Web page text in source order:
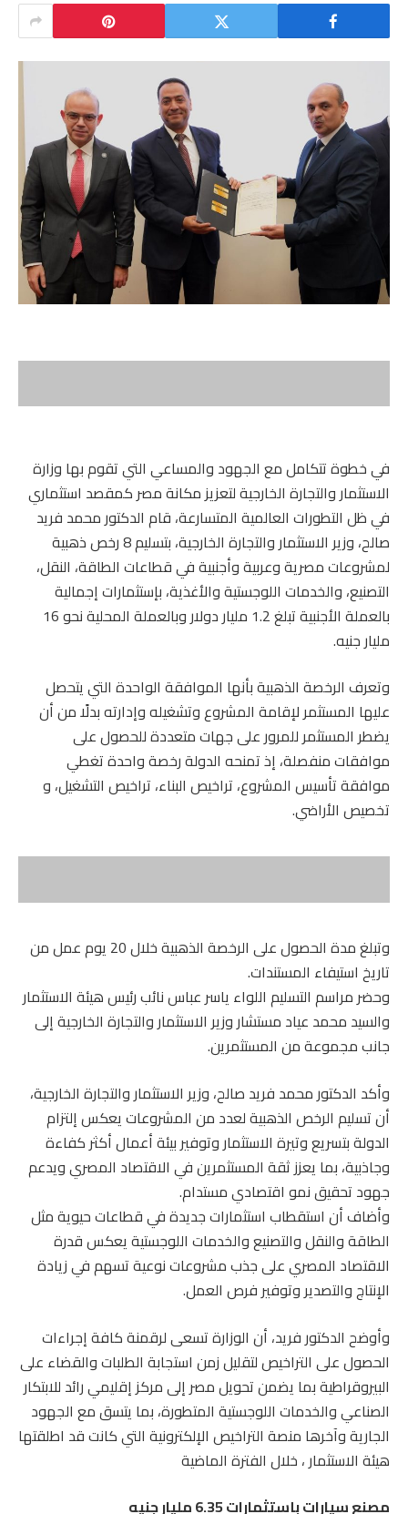
في خطوة تتكامل مع الجهود والمساعي التي تقوم بها وزارة
الاستثمار والتجارة الخارجية لتعزيز مكانة مصر كمقصد استثماري
في ظل التطورات العالمية المتسارعة، قام الدكتور محمد فريد
صالح، وزير الاستثمار والتجارة الخارجية، بتسليم 8 رخص ذهبية
لمشروعات مصرية وعربية وأجنبية في قطاعات الطاقة، النقل،
التصنيع، والخدمات اللوجستية والأغذية، بإستثمارات إجمالية
بالعملة الأجنبية تبلغ 1.2 مليار دولار وبالعملة المحلية نحو 16
مليار جنيه.
وتعرف الرخصة الذهبية بأنها الموافقة الواحدة التي يتحصل
عليها المستثمر لإقامة المشروع وتشغيله وإدارته بدلًا من أن
يضطر المستثمر للمرور على جهات متعددة للحصول على
موافقات منفصلة، إذ تمنحه الدولة رخصة واحدة تغطي ​
موافقة تأسيس المشروع، ​تراخيص البناء، ​تراخيص التشغيل، و​
تخصيص الأراضي.
وتبلغ مدة الحصول على الرخصة الذهبية خلال 20 يوم عمل من
تاريخ استيفاء المستندات.
وحضر مراسم التسليم اللواء ياسر عباس نائب رئيس هيئة الاستثمار
والسيد محمد عياد مستشار وزير الاستثمار والتجارة الخارجية إلى
جانب مجموعة من المستثمرين.
وأكد الدكتور محمد فريد صالح، وزير الاستثمار والتجارة الخارجية،
أن تسليم الرخص الذهبية لعدد من المشروعات يعكس إلتزام
الدولة بتسريع وتيرة الاستثمار وتوفير بيئة أعمال أكثر كفاءة
وجاذبية، بما يعزز ثقة المستثمرين في الاقتصاد المصري ويدعم
جهود تحقيق نمو اقتصادي مستدام.
وأضاف أن استقطاب استثمارات جديدة في قطاعات حيوية مثل
الطاقة والنقل والتصنيع والخدمات اللوجستية يعكس قدرة
الاقتصاد المصري على جذب مشروعات نوعية تسهم في زيادة
الإنتاج والتصدير وتوفير فرص العمل.
وأوضح الدكتور فريد، أن الوزارة تسعى لرقمنة كافة إجراءات
الحصول على التراخيص لتقليل زمن استجابة الطلبات والقضاء على
البيروقراطية بما يضمن تحويل مصر إلى مركز إقليمي رائد للابتكار
الصناعي والخدمات اللوجستية المتطورة، بما يتسق مع الجهود
الجارية وآخرها منصة التراخيص الإلكترونية التي كانت قد اطلقتها
هيئة الاستثمار ، خلال الفترة الماضية
مصنع سيارات بإستثمارات 6.35 مليار جنيه